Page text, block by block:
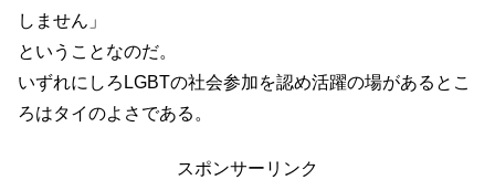
しません」
ということなのだ。
いずれにしろLGBTの社会参加を認め活躍の場があるとこ
ろはタイのよさである。
スポンサーリンク